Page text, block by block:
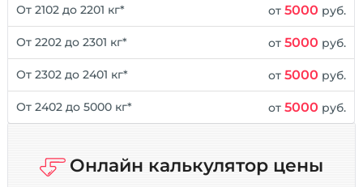
От 2102 до 2201 кг* от5000 руб.
От 2202 до 2301 кг* от5000 руб.
От 2302 до 2401 кг* от5000 руб.
От 2402 до 5000 кг* от5000 руб.
Онлайн калькулятор цены